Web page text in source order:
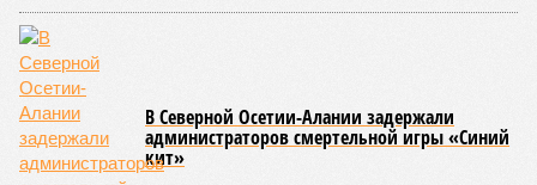
В Северной Осетии-Алании задержали
администраторов смертельной игры «Синий
кит»